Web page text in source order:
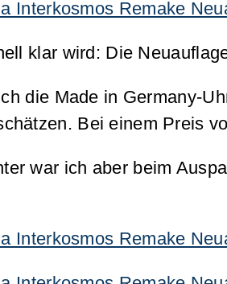
klar wird: Die
die Made in Germany-
Bei einem Preis
war ich aber beim